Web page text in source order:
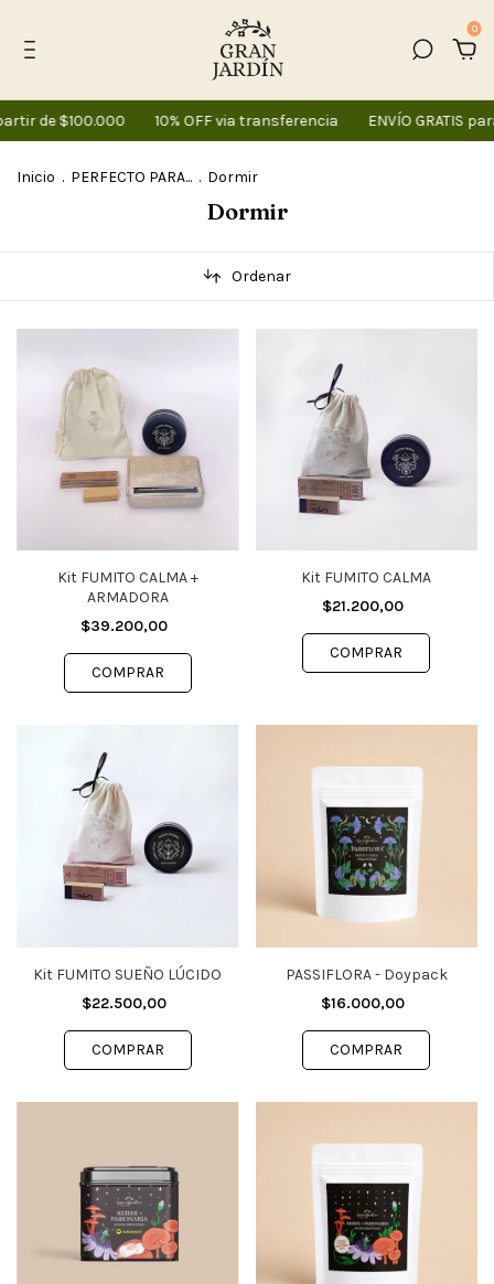
0
de $100.000 10% OFF via transferencia ENVÍO GRATIS
Inicio . PERFECTO PARA... . Dormir
Dormir
Ordenar
Kit FUMITO CALMA +
ARMADORA
$39.200,00
Kit FUMITO CALMA
$21.200,00
Kit FUMITO SUEÑO LÚCIDO
$22.500,00
PASSIFLORA - Doypack
$16.000,00